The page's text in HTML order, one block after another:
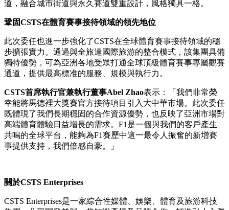
化賓客服務。
本次合作融合了CSTS在高端賽事接待領域的渠道優勢與專業
積澱，以及全旅達在旅行管理方面的深厚資歷，搭建起一站式
全流程服務體系，為大中華區受眾帶來頂級的F1觀賽體驗。
F1的歷史性時刻
一盛事引入了一座全新的承辦城市與一條全新賽道 --
MADRING。MADRING為歐洲唯一的特色半城市混合型賽
道，融合城市街道與永久賽道雙重設計，風格獨具一格。
鞏固CSTS在體育賽事接待領域的領先地位
通道，提供最高標准的服務、規模與執行力。
CSTS 首席執行官兼執行董事Abel Zhao表示：「我們非常榮